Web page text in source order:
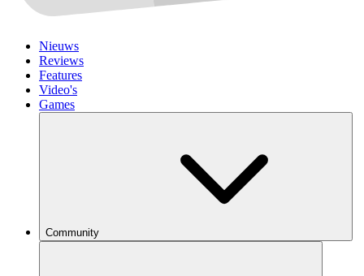
Nieuws
Reviews
Features
Video's
Games
Community